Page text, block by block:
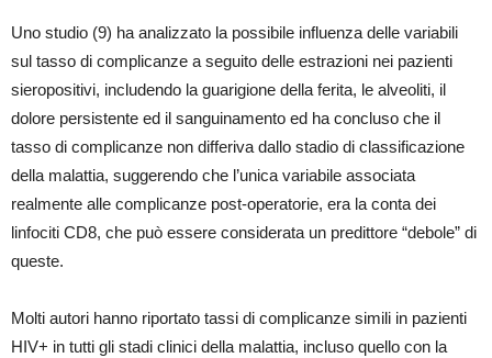
Uno studio (9) ha analizzato la possibile influenza delle variabili
sul tasso di complicanze a seguito delle estrazioni nei pazienti
sieropositivi, includendo la guarigione della ferita, le alveoliti, il
dolore persistente ed il sanguinamento ed ha concluso che il
tasso di complicanze non differiva dallo stadio di classificazione
della malattia, suggerendo che l’unica variabile associata
realmente alle complicanze post-operatorie, era la conta dei
linfociti CD8, che può essere considerata un predittore “debole” di
queste.
Molti autori hanno riportato tassi di complicanze simili in pazienti
HIV+ in tutti gli stadi clinici della malattia, incluso quello con la